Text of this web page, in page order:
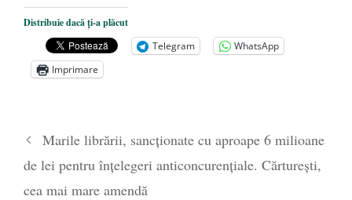
Dezvăluiri cutremurătoare despre
președintele Ucrainei, Volodymyr
Zelensky
- 13 mai 2026
Statul care servește Națiunea
poetului Octavian Goga, înlăturat din Iași
- 16 aprilie 2026
Distribuie dacă ți-a plăcut
Telegram
WhatsApp
Imprimare
Marile librării, sancționate cu aproape 6 milioane
de lei pentru înțelegeri anticoncurențiale. Cărturești,
cea mai mare amendă